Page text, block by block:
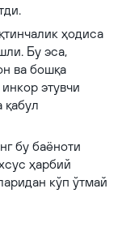
ҳодиса
Бу эса,
ва бошқа
этувчи
қабул
бу баёноти
ҳарбий
кўп ўтмай